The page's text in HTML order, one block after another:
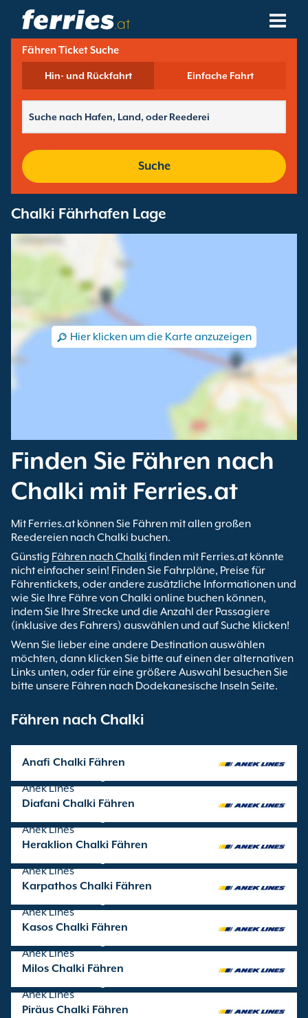
.at
Reedereien
Fährziele
Fährhäfen
Fähren Ticket Suche
Hin- und Rückfahrt Einfache Fahrt
Suche
Chalki Fährhafen Lage
Hier klicken um die Karte anzuzeigen
Finden Sie Fähren nach
Chalki mit Ferries.at
Mit Ferries.at können Sie Fähren mit allen großen
Reedereien nach Chalki buchen.
Günstig Fähren nach Chalki finden mit Ferries.at könnte
nicht einfacher sein! Finden Sie Fahrpläne, Preise für
Fährentickets, oder andere zusätzliche Informationen und
wie Sie Ihre Fähre von Chalki online buchen können,
indem Sie Ihre Strecke und die Anzahl der Passagiere
(inklusive des Fahrers) auswählen und auf Suche klicken!
Wenn Sie lieber eine andere Destination auswählen
möchten, dann klicken Sie bitte auf einen der alternativen
Links unten, oder für eine größere Auswahl besuchen Sie
bitte unsere Fähren nach Dodekanesische Inseln Seite.
Fähren nach Chalki
Anafi Chalki Fähren
Anek Lines
Diafani Chalki Fähren
Anek Lines
Heraklion Chalki Fähren
Anek Lines
Karpathos Chalki Fähren
Anek Lines
Kasos Chalki Fähren
Anek Lines
Milos Chalki Fähren
Anek Lines
Piräus Chalki Fähren